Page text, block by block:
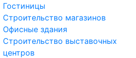
Гостиницы
Строительство магазинов
Офисные здания
Строительство выставочных
центров